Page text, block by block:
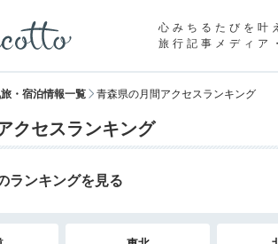
心みちるたびを叶
旅行記事メディア
・宿泊情報一覧 青森県の月間アクセスランキング
クセスランキング
ランキングを見る